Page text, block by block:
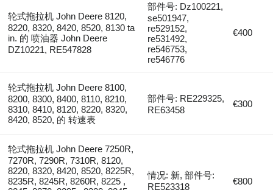
轮式拖拉机 John Deere 8120,
8220, 8320, 8420, 8520, 8130 ta
in. 的 喷油器 John Deere
DZ10221, RE547828
部件号: Dz100221,
se501947,
re529152,
re531492,
re546753,
re546776
€400
轮式拖拉机 John Deere 8100,
8200, 8300, 8400, 8110, 8210,
8310, 8410, 8120, 8220, 8320,
8420, 8520, 的 转速表
部件号: RE229325,
RE63458
€300
轮式拖拉机 John Deere 7250R,
7270R, 7290R, 7310R, 8120,
8220, 8320, 8420, 8520, 8225R,
8235R, 8245R, 8260R, 8225 ,
情况: 新, 部件号:
RE523318
€800